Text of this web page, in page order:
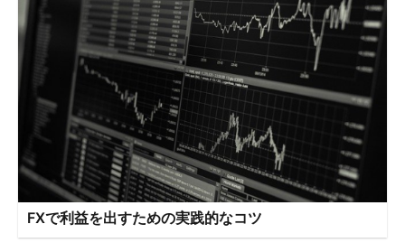
FXで利益を出すための実践的なコツ